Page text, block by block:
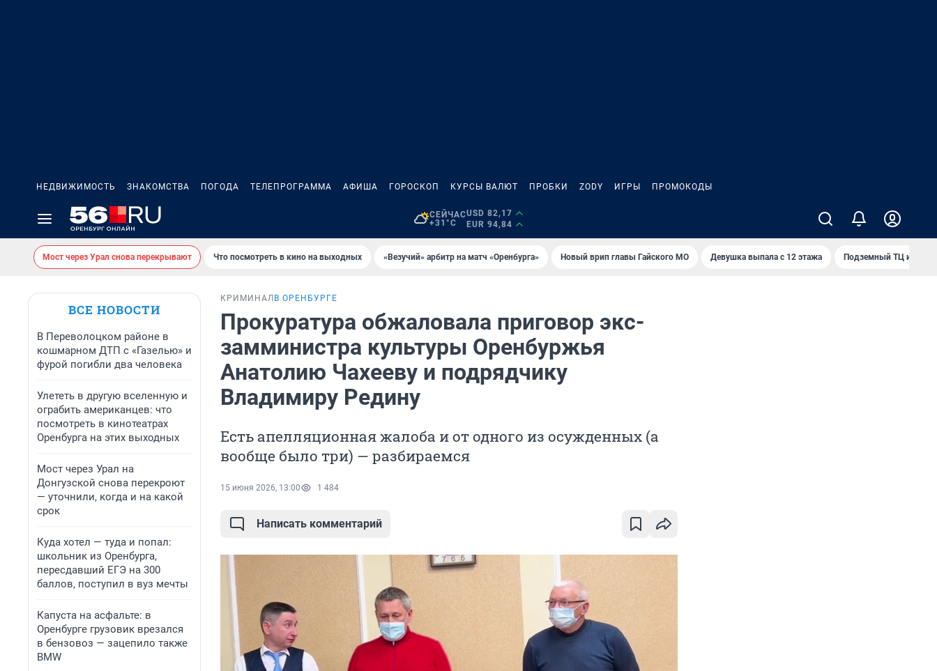
НЕДВИЖИМОСТЬ ЗНАКОМСТВА ПОГОДА ТЕЛЕПРОГРАММА АФИША ГОРОСКОП КУРСЫ ВАЛЮТ ПРОБКИ ZODY ИГРЫ ПРОМОКОДЫ
СЕЙЧАС
+31°C
USD 82,17
EUR 94,84
Мост через Урал снова перекрывают Что посмотреть в кино на выходных «Везучий» арбитр на матч «Оренбурга» Новый врип главы Гайского МО Девушка выпала с 12 этажа Подземный ТЦ и 45-
ВСЕ НОВОСТИ
В Переволоцком районе в
кошмарном ДТП с «Газелью» и
фурой погибли два человека
Улететь в другую вселенную и
ограбить американцев: что
посмотреть в кинотеатрах
Оренбурга на этих выходных
Мост через Урал на
Донгузской снова перекроют
— уточнили, когда и на какой
срок
Куда хотел — туда и попал:
школьник из Оренбурга,
пересдавший ЕГЭ на 300
баллов, поступил в вуз мечты
Капуста на асфальте: в
Оренбурге грузовик врезался
в бензовоз — зацепило также
BMW
КРИМИНАЛ В ОРЕНБУРГЕ
Прокуратура обжаловала приговор экс-
замминистра культуры Оренбуржья
Анатолию Чахееву и подрядчику
Владимиру Редину
Есть апелляционная жалоба и от одного из осужденных (а
вообще было три) — разбираемся
15 июня 2026, 13:00 1 484
Написать комментарий